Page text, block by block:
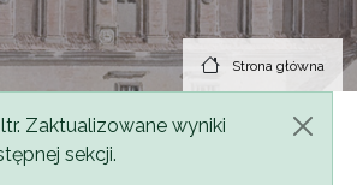
Strona główna
Zaktualizowane wyniki
sekcji.